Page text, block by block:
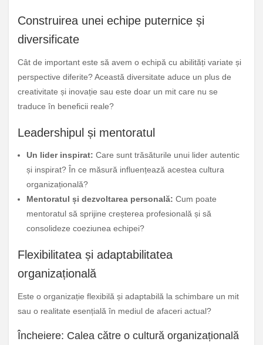
Construirea unei echipe puternice și
diversificate
Cât de important este să avem o echipă cu abilități variate și
perspective diferite? Această diversitate aduce un plus de
creativitate și inovație sau este doar un mit care nu se
traduce în beneficii reale?
Leadershipul și mentoratul
Un lider inspirat: Care sunt trăsăturile unui lider autentic
și inspirat? În ce măsură influențează acestea cultura
organizațională?
Mentoratul și dezvoltarea personală: Cum poate
mentoratul să sprijine creșterea profesională și să
consolideze coeziunea echipei?
Flexibilitatea și adaptabilitatea
organizațională
Este o organizație flexibilă și adaptabilă la schimbare un mit
sau o realitate esențială în mediul de afaceri actual?
Încheiere: Calea către o cultură organizațională